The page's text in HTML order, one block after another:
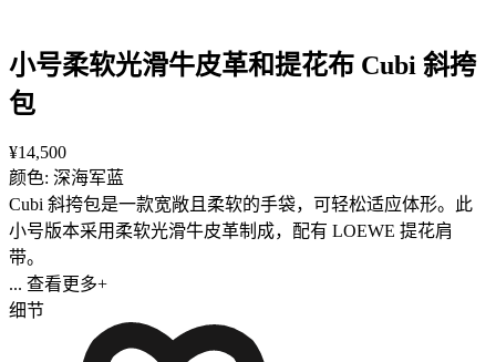
小号柔软光滑牛皮革和提花布 Cubi 斜挎
包
¥14,500
颜色: 深海军蓝
Cubi 斜挎包是一款宽敞且柔软的手袋，可轻松适应体形。此
小号版本采用柔软光滑牛皮革制成，配有 LOEWE 提花肩
带。
... 查看更多+
细节